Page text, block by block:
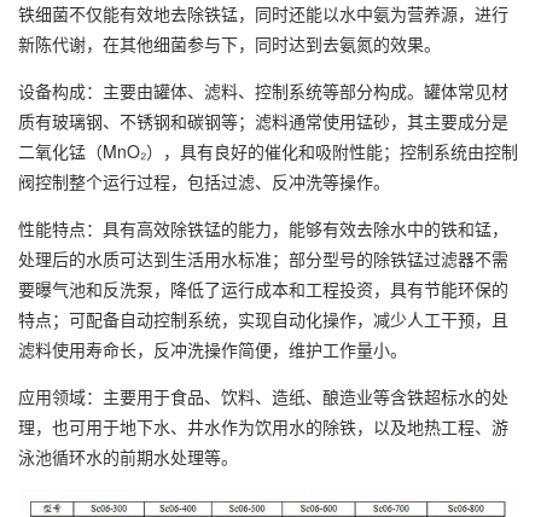
铁细菌不仅能有效地去除铁锰，同时还能以水中氨为营养源，进行
新陈代谢，在其他细菌参与下，同时达到去氨氮的效果。
设备构成：主要由罐体、滤料、控制系统等部分构成。罐体常见材
质有玻璃钢、不锈钢和碳钢等；滤料通常使用锰砂，其主要成分是
二氧化锰（MnO₂），具有良好的催化和吸附性能；控制系统由控制
阀控制整个运行过程，包括过滤、反冲洗等操作。
性能特点：具有高效除铁锰的能力，能够有效去除水中的铁和锰，
处理后的水质可达到生活用水标准；部分型号的除铁锰过滤器不需
要曝气池和反洗泵，降低了运行成本和工程投资，具有节能环保的
特点；可配备自动控制系统，实现自动化操作，减少人工干预，且
滤料使用寿命长，反冲洗操作简便，维护工作量小。
应用领域：主要用于食品、饮料、造纸、酿造业等含铁超标水的处
理，也可用于地下水、井水作为饮用水的除铁，以及地热工程、游
泳池循环水的前期水处理等。